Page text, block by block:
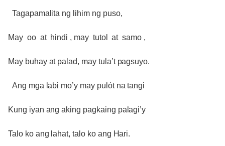
Tagapamalita ng lihim ng puso,
May oo at hindi , may tutol at samo ,
May buhay at palad, may tula’t pagsuyo.
Ang mga labi mo’y may pulót na tangi
Kung iyan ang aking pagkaing palagi’y
Talo ko ang lahat, talo ko ang Hari.